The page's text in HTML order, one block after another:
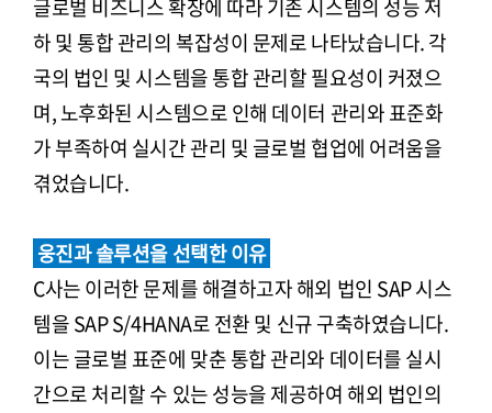
글로벌 비즈니스 확장에 따라 기존 시스템의 성능 저
하 및 통합 관리의 복잡성이 문제로 나타났습니다. 각
국의 법인 및 시스템을 통합 관리할 필요성이 커졌으
며, 노후화된 시스템으로 인해 데이터 관리와 표준화
가 부족하여 실시간 관리 및 글로벌 협업에 어려움을
겪었습니다.
웅진과 솔루션을 선택한 이유
C사는 이러한 문제를 해결하고자 해외 법인 SAP 시스
템을 SAP S/4HANA로 전환 및 신규 구축하였습니다.
이는 글로벌 표준에 맞춘 통합 관리와 데이터를 실시
간으로 처리할 수 있는 성능을 제공하여 해외 법인의